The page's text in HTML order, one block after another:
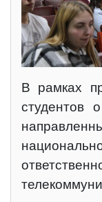
В рамках
студентов